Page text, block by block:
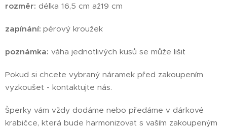
rozměr: délka 16,5 cm až19 cm
zapínání: pérový kroužek
poznámka: váha jednotlivých kusů se může lišit
Pokud si chcete vybraný náramek před zakoupením
vyzkoušet - kontaktujte nás.
Šperky vám vždy dodáme nebo předáme v dárkové
krabičce, která bude harmonizovat s vaším zakoupeným